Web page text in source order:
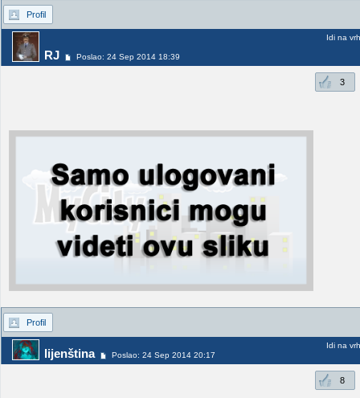
Profil
RJ Poslao: 24 Sep 2014 18:39
Idi na vrh
3
Profil
lijenština Poslao: 24 Sep 2014 20:17
Idi na vrh
8